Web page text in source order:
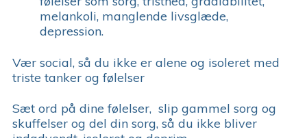
melankoli, manglende livsglæde,
depression.
Vær social, så du ikke er alene og isoleret med
triste tanker og følelser
Sæt ord på dine følelser, slip gammel sorg og
skuffelser og del din sorg, så du ikke bliver